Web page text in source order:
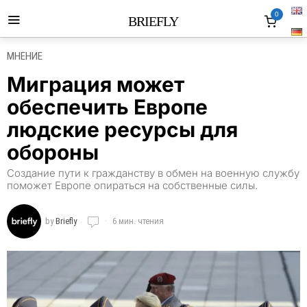
BRIEFLY 0
МНЕНИЕ
Миграция может
обеспечить Европе
людские ресурсы для
обороны
Создание пути к гражданству в обмен на военную службу
поможет Европе опираться на собственные силы.
byBriefly 6 мин. чтения